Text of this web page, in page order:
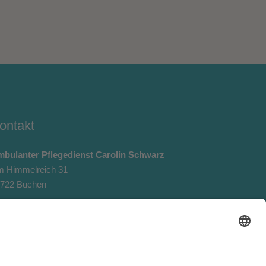
Pflegedienst Carolin Schwarz
Himmelreich 31
Buchen